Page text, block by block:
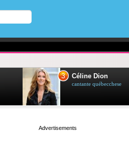
3 Céline Dion
cantante québecchese